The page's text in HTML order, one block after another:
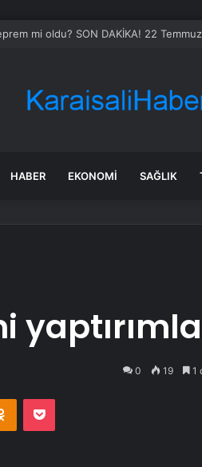
kilosu 300 liraya fırladı, emekli isyan
HABER EKONOMI SAĞLIK
0 19 1
Odnoklassniki
Pocket